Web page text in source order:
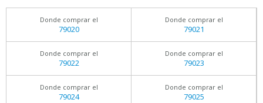
Donde comprar el
79020
Donde comprar el
79021
Donde comprar el
79022
Donde comprar el
79023
Donde comprar el
79024
Donde comprar el
79025